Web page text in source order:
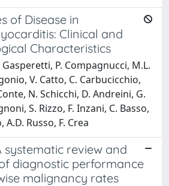
of Disease in
Clinical and
Characteristics
Gasperetti, P. Compagnucci, M.L.
V. Catto, C. Carbucicchio,
N. Schicchi, D. Andreini, G.
S. Rizzo, F. Inzani, C. Basso,
A.D. Russo, F. Crea
systematic review and
diagnostic performance
malignancy rates